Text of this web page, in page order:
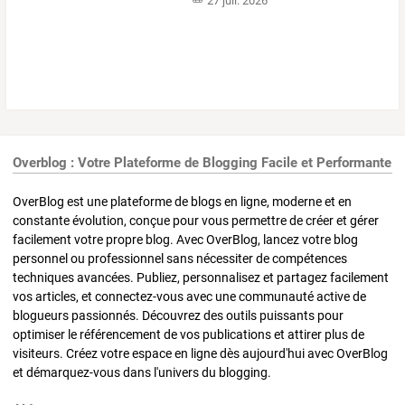
Overblog : Votre Plateforme de Blogging Facile et Performante
OverBlog est une plateforme de blogs en ligne, moderne et en
constante évolution, conçue pour vous permettre de créer et gérer
facilement votre propre blog. Avec OverBlog, lancez votre blog
personnel ou professionnel sans nécessiter de compétences
techniques avancées. Publiez, personnalisez et partagez facilement
vos articles, et connectez-vous avec une communauté active de
blogueurs passionnés. Découvrez des outils puissants pour
optimiser le référencement de vos publications et attirer plus de
visiteurs. Créez votre espace en ligne dès aujourd'hui avec OverBlog
et démarquez-vous dans l'univers du blogging.